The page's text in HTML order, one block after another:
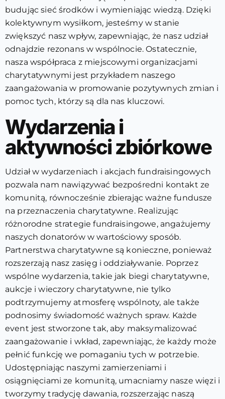
budując sieć środków i wymieniając wiedzą. Dzięki
kolektywnym wysiłkom, jesteśmy w stanie
zwiększyć nasz wpływ, zapewniając, że nasz udział
odnajdzie rezonans w wspólnocie. Ostatecznie,
nasza współpraca z miejscowymi organizacjami
charytatywnymi jest przykładem naszego
zaangażowania w promowanie pozytywnych zmian i
pomoc tych, którzy są dla nas kluczowi.
Wydarzenia i
aktywności zbiórkowe
Udział w wydarzeniach i akcjach fundraisingowych
pozwala nam nawiązywać bezpośredni kontakt ze
komunitą, równocześnie zbierając ważne fundusze
na przeznaczenia charytatywne. Realizując
różnorodne strategie fundraisingowe, angażujemy
naszych donatorów w wartościowy sposób.
Partnerstwa charytatywne są konieczne, ponieważ
rozszerzają nasz zasięg i oddziaływanie. Poprzez
wspólne wydarzenia, takie jak biegi charytatywne,
aukcje i wieczory charytatywne, nie tylko
podtrzymujemy atmosferę wspólnoty, ale także
podnosimy świadomość ważnych spraw. Każde
event jest stworzone tak, aby maksymalizować
zaangażowanie i wkład, zapewniając, że każdy może
pełnić funkcję we pomaganiu tych w potrzebie.
Udostępniając naszymi zamierzeniami i
osiągnięciami ze komunitą, umacniamy nasze więzi i
tworzymy tradycję dawania, rozszerzając naszą